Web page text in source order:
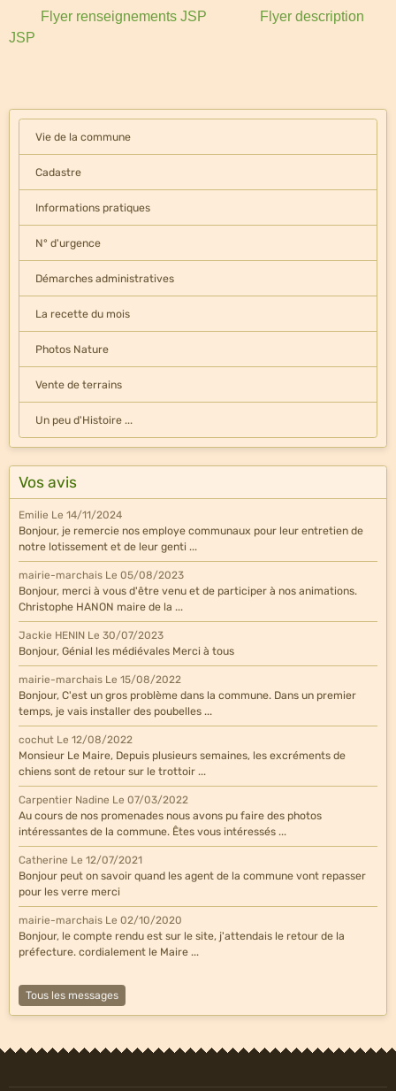
Flyer renseignements JSP
Flyer description
JSP
Vie de la commune
Cadastre
Informations pratiques
N° d'urgence
Démarches administratives
La recette du mois
Photos Nature
Vente de terrains
Un peu d'Histoire ...
Vos avis
Emilie Le 14/11/2024
Bonjour, je remercie nos employe communaux pour leur entretien de
notre lotissement et de leur genti ...
mairie-marchais Le 05/08/2023
Bonjour, merci à vous d'être venu et de participer à nos animations.
Christophe HANON maire de la ...
Jackie HENIN Le 30/07/2023
Bonjour, Génial les médiévales Merci à tous
mairie-marchais Le 15/08/2022
Bonjour, C'est un gros problème dans la commune. Dans un premier
temps, je vais installer des poubelles ...
cochut Le 12/08/2022
Monsieur Le Maire, Depuis plusieurs semaines, les excréments de
chiens sont de retour sur le trottoir ...
Carpentier Nadine Le 07/03/2022
Au cours de nos promenades nous avons pu faire des photos
intéressantes de la commune. Êtes vous intéressés ...
Catherine Le 12/07/2021
Bonjour peut on savoir quand les agent de la commune vont repasser
pour les verre merci
mairie-marchais Le 02/10/2020
Bonjour, le compte rendu est sur le site, j'attendais le retour de la
préfecture. cordialement le Maire ...
Tous les messages